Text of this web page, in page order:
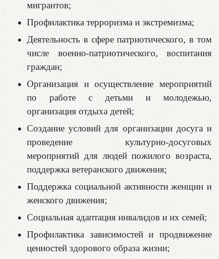
мигрантов;
Профилактика терроризма и экстремизма;
Деятельность в сфере патриотического, в том
числе военно-патриотического, воспитания
граждан;
Организация и осуществление мероприятий
по работе с детьми и молодежью,
организация отдыха детей;
Создание условий для организации досуга и
проведение культурно-досуговых
мероприятий для людей пожилого возраста,
поддержка ветеранского движения;
Поддержка социальной активности женщин и
женского движения;
Социальная адаптация инвалидов и их семей;
Профилактика зависимостей и продвижение
ценностей здорового образа жизни;